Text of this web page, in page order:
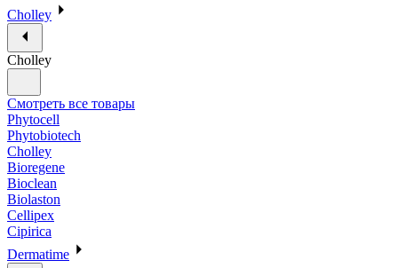
Cholley
Cholley
Смотреть все товары
Phytocell
Phytobiotech
Cholley
Bioregene
Bioclean
Biolaston
Cellipex
Cipirica
Dermatime